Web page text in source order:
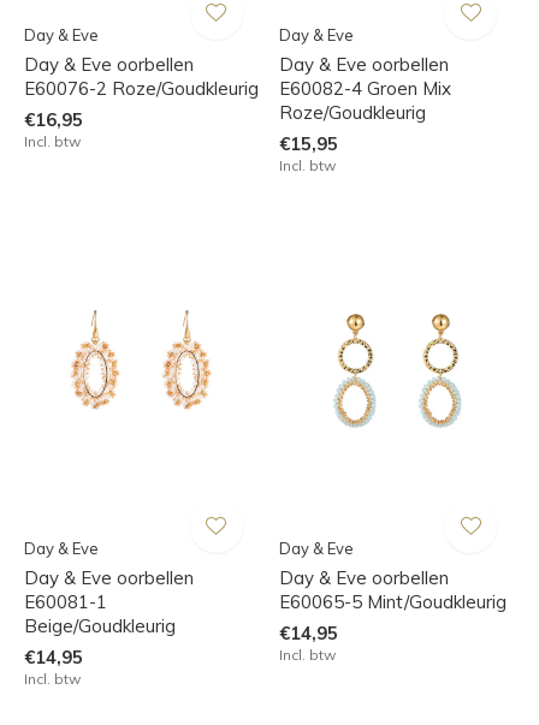
Day & Eve
Day & Eve oorbellen
E60076-2 Roze/Goudkleurig
€16,95
Incl. btw
Day & Eve
Day & Eve oorbellen
E60082-4 Groen Mix
Roze/Goudkleurig
€15,95
Incl. btw
Day & Eve
Day & Eve oorbellen
E60081-1
Beige/Goudkleurig
€14,95
Incl. btw
Day & Eve
Day & Eve oorbellen
E60065-5 Mint/Goudkleurig
€14,95
Incl. btw